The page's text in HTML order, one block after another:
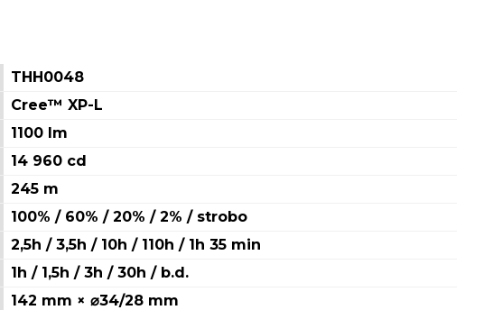
THH0048
Cree™ XP-L
1100 lm
14 960 cd
245 m
100% / 60% / 20% / 2% / strobo
2,5h / 3,5h / 10h / 110h / 1h 35 min
1h / 1,5h / 3h / 30h / b.d.
142 mm × ⌀34/28 mm